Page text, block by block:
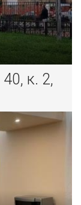
к. 2,